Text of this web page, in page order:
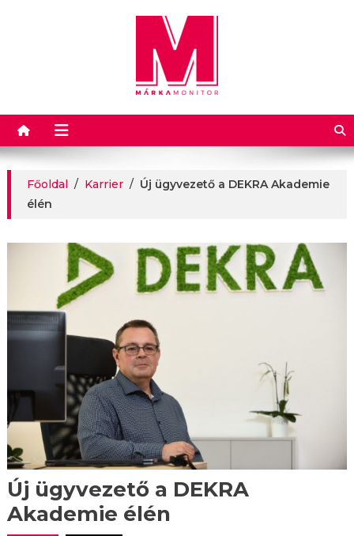
Márkamonitor
Főoldal / Karrier / Új ügyvezető a DEKRA Akademie
élén
Új ügyvezető a DEKRA
Akademie élén